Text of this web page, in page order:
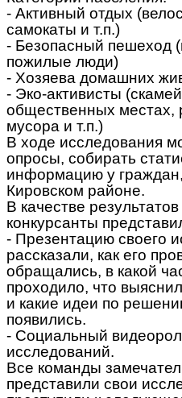
- Активный отдых
самокаты и т.п.)
- Безопасный пешеход
пожилые люди)
- Хозяева домашних
- Эко-активисты
общественных местах,
мусора и т.п.)
В ходе исследования
опросы, собирать
информацию у
Кировском районе.
В качестве
конкурсанты
- Презентацию своего
рассказали, как его
обращались, в какой
проходило, что
и какие идеи по
появились.
- Социальный
исследований.
Все команды
представили свои